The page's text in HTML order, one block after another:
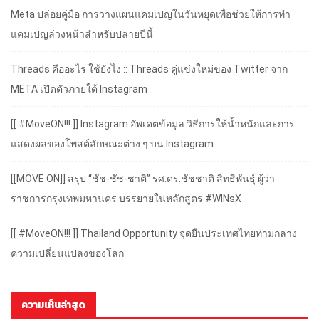
Meta ปล่อยคู่มือ การวางแผนแคมเปญในวันหยุดเพื่อช่วยให้การทำ
แคมเปญล่วงหน้าสำหรับปลายปีนี้
Threads คืออะไร ใช้ยังไง :: Threads คู่แข่งใหม่ของ Twitter จาก
META เปิดตัวภายใต้ Instagram
[[ #MoveON!!! ]] Instagram อัพเดตข้อมูล วิธีการให้น้ำหนักและการ
แสดงผลของโพสต์ลักษณะต่าง ๆ บน Instagram
[[MOVE ON]] สรุป “ชัช-ชัช-ชาติ” รศ.ดร.ชัชชาติ สิทธิพันธุ์ ผู้ว่า
ราชการกรุงเทพมหานคร บรรยายในหลักสูตร #WINsX
[[ #MoveON!!! ]] Thailand Opportunity จุดยืนประเทศไทยท่ามกลาง
ความเปลี่ยนแปลงของโลก
ความเห็นล่าสุด